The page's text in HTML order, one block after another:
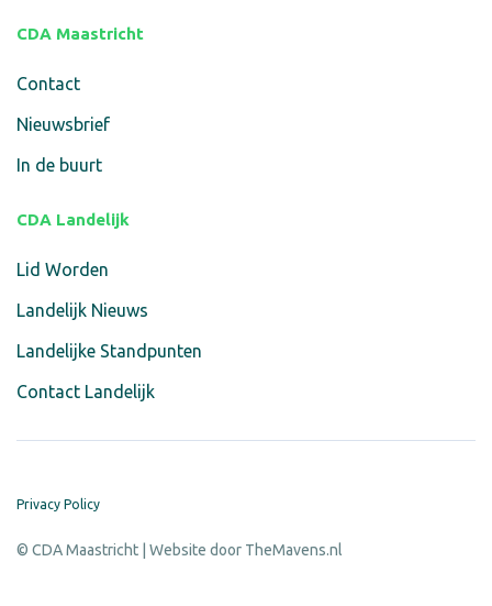
CDA Maastricht
Contact
Nieuwsbrief
In de buurt
CDA Landelijk
Lid Worden
Landelijk Nieuws
Landelijke Standpunten
Contact Landelijk
Privacy Policy
© CDA Maastricht | Website door TheMavens.nl